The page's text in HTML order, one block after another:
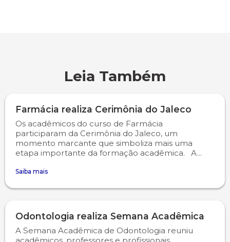
Leia Também
Farmácia realiza Cerimônia do Jaleco
Os acadêmicos do curso de Farmácia
participaram da Cerimônia do Jaleco, um
momento marcante que simboliza mais uma
etapa importante da formação acadêmica. A...
Saiba mais
Odontologia realiza Semana Acadêmica
A Semana Acadêmica de Odontologia reuniu